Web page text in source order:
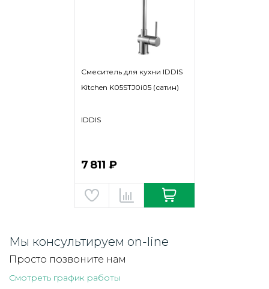
Смеситель для кухни IDDIS
Kitchen K05STJ0i05 (сатин)
IDDIS
7 811 ₽
Мы консультируем on-line
Просто позвоните нам
Смотреть график работы